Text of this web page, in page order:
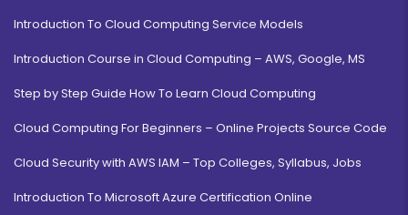
Introduction To Cloud Computing Service Models
Introduction Course in Cloud Computing – AWS, Google, MS
Step by Step Guide How To Learn Cloud Computing
Cloud Computing For Beginners – Online Projects Source Code
Cloud Security with AWS IAM – Top Colleges, Syllabus, Jobs
Introduction To Microsoft Azure Certification Online